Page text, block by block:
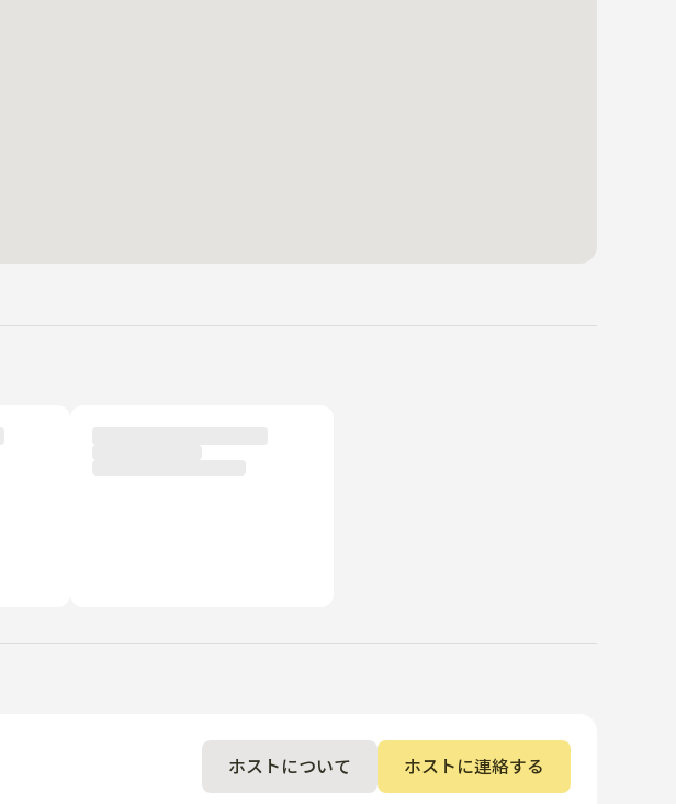
ホストについて ホストに連絡する